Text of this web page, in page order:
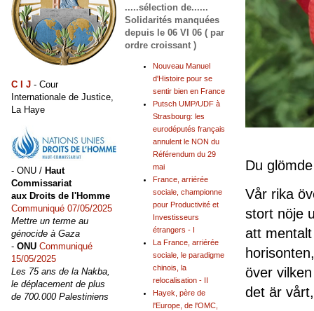
Du
Vår rika
stort nöje
att
horisonten,
över
det är
.....sélection de......
Solidarités manquées
depuis le 06 VI 06 ( par
ordre croissant )
Nouveau Manuel
d'Histoire pour se
sentir bien en France
Putsch UMP/UDF à
Strasbourg: les
eurodéputés français
annulent le NON du
Référendum du 29
mai
France, arriérée
sociale, championne
pour Productivité et
Investisseurs
étrangers - I
La France, arriérée
sociale, le paradigme
chinois, la
relocalisation - II
Hayek, père de
l'Europe, de l'OMC,
C I J - Cour
Internationale de Justice,
La Haye
- ONU / Haut
Commissariat
aux Droits de l'Homme
Communiqué 07/05/2025
Mettre un terme au
génocide à Gaza
- ONU Communiqué
15/05/2025
Les 75 ans de la Nakba,
le déplacement de plus
de 700.000 Palestiniens